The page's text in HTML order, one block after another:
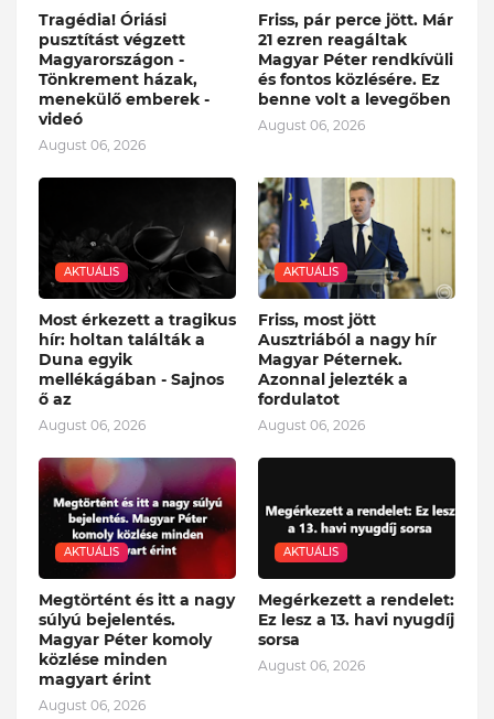
Tragédia! Óriási
pusztítást végzett
Magyarországon -
Tönkrement házak,
menekülő emberek -
videó
August 06, 2026
Friss, pár perce jött. Már
21 ezren reagáltak
Magyar Péter rendkívüli
és fontos közlésére. Ez
benne volt a levegőben
August 06, 2026
AKTUÁLIS
Most érkezett a tragikus
hír: holtan találták a
Duna egyik
mellékágában - Sajnos
ő az
August 06, 2026
AKTUÁLIS
Friss, most jött
Ausztriából a nagy hír
Magyar Péternek.
Azonnal jelezték a
fordulatot
August 06, 2026
AKTUÁLIS
Megtörtént és itt a nagy
súlyú bejelentés.
Magyar Péter komoly
közlése minden
magyart érint
August 06, 2026
AKTUÁLIS
Megérkezett a rendelet:
Ez lesz a 13. havi nyugdíj
sorsa
August 06, 2026